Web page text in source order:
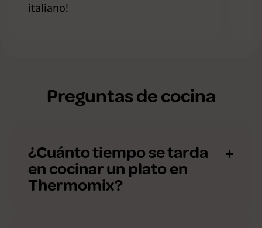
italiano!
Preguntas de cocina
¿Cuánto tiempo se tarda
en cocinar un plato en
Thermomix?